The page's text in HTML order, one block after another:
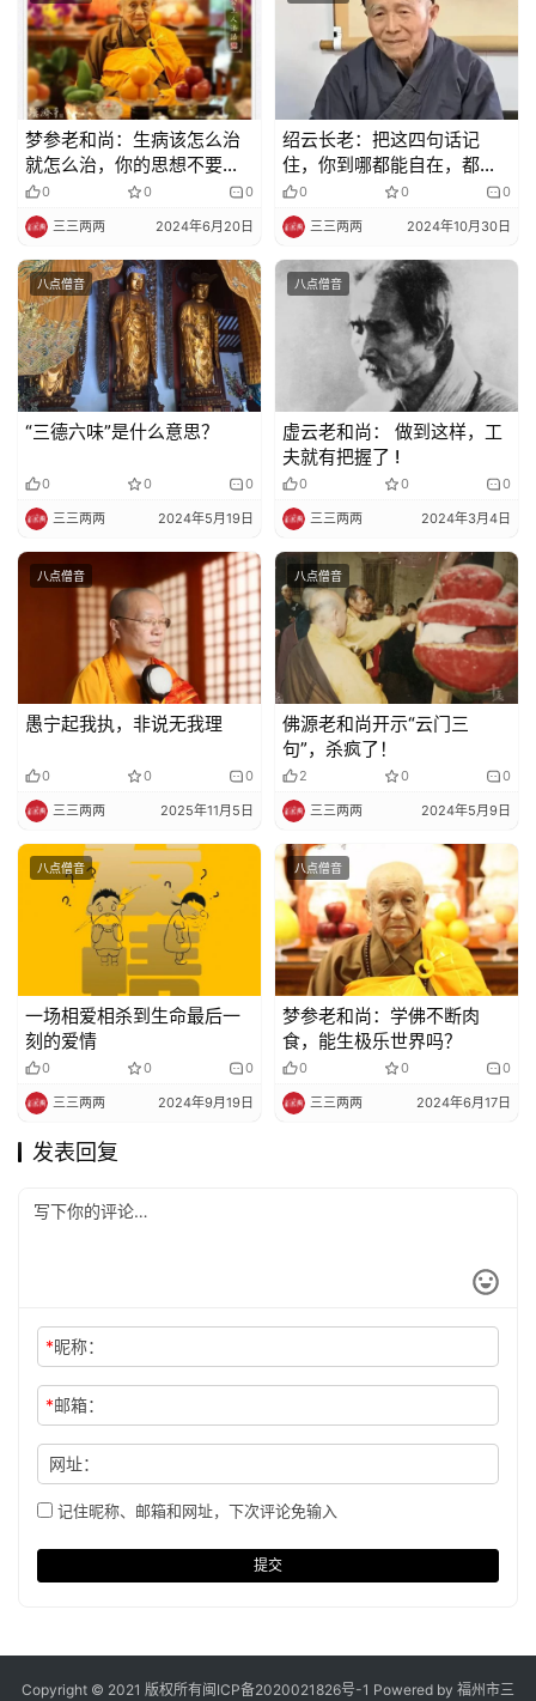
纪
录
佛
教
艺
术
政
策
法
规
免
责
声
明
梦参老和尚：生病该怎么治
就怎么治，你的思想不要去
再帮它的忙
0 0 0
三三两两 2024年6月20日
绍云长老：把这四句话记
住，你到哪都能自在，都能
受欢迎
0 0 0
三三两两 2024年10月30日
八点僧音
“三德六味”是什么意思？
0 0 0
三三两两 2024年5月19日
八点僧音
虚云老和尚： 做到这样，工
夫就有把握了 !
0 0 0
三三两两 2024年3月4日
八点僧音
愚宁起我执，非说无我理
0 0 0
三三两两 2025年11月5日
八点僧音
佛源老和尚开示“云门三
句”，杀疯了！
2 0 0
三三两两 2024年5月9日
八点僧音
一场相爱相杀到生命最后一
刻的爱情
0 0 0
三三两两 2024年9月19日
八点僧音
梦参老和尚：学佛不断肉
食，能生极乐世界吗？
0 0 0
三三两两 2024年6月17日
发表回复
*昵称：
*邮箱：
网址：
记住昵称、邮箱和网址，下次评论免输入
提交
Copyright © 2021 版权所有闽ICP备2020021826号-1 Powered by 福州市三